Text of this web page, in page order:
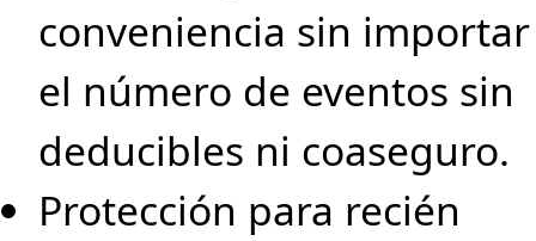
conveniencia sin importar
el número de eventos sin
deducibles ni coaseguro.
Protección para recién